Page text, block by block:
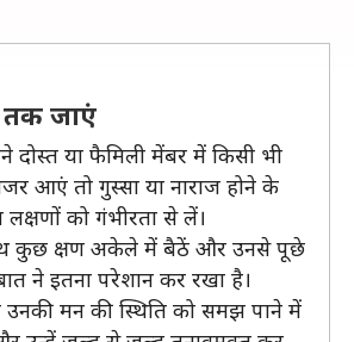
तक जाएं
या फैमिली मेंबर में किसी भी
आएं तो गुस्सा या नाराज होने के
को गंभीरता से लें।
कुछ क्षण अकेले में बैठें और उनसे पूछे
ने इतना परेशान कर रखा है।
मन की स्थिति को समझ पाने में